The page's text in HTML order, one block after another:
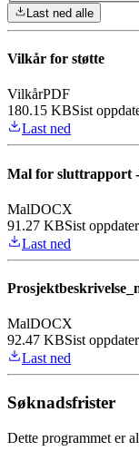
Last ned alle
Vilkår for støtte
VilkårPDF
180.15 KBSist
Last ned
Mal for sluttrapport
MalDOCX
91.27 KBSist
Last ned
MalDOCX
92.47 KBSist
Last ned
Søknadsfrister
Dette programmet er